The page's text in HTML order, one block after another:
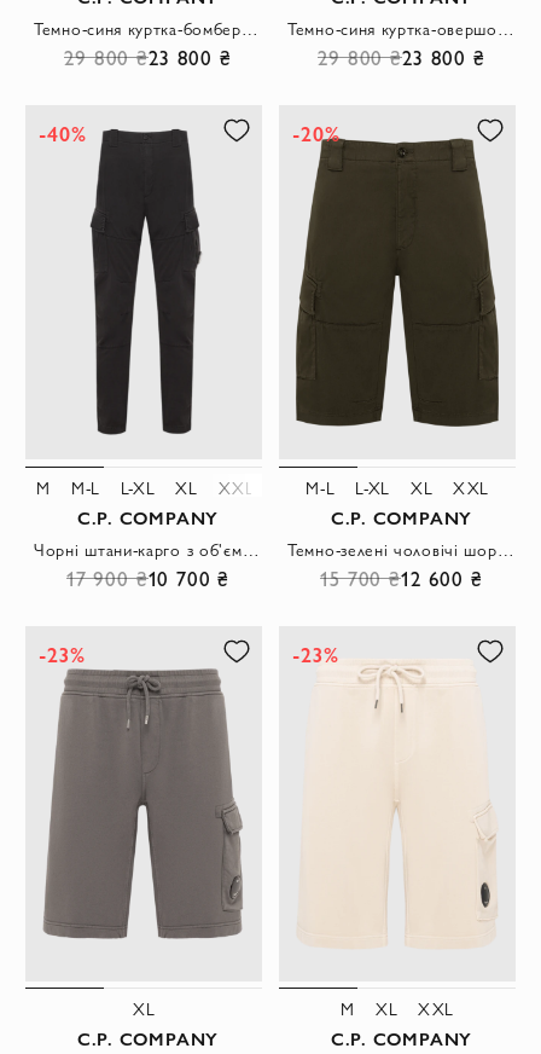
29 800 ₴23 800 ₴ 29 800 ₴23 800 ₴
-40%
M M-L L-XL XL XXL
C.P. COMPANY
17 900 ₴10 700 ₴
-20%
M-L L-XL XL XXL
C.P. COMPANY
15 700 ₴12 600 ₴
-23%
XL
C.P. COMPANY
-23%
M XL XXL
C.P. COMPANY